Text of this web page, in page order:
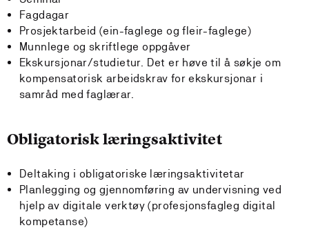
Fagdagar
Prosjektarbeid (ein-faglege og fleir-faglege)
Munnlege og skriftlege oppgåver
Ekskursjonar/studietur. Det er høve til å søkje om
kompensatorisk arbeidskrav for ekskursjonar i
samråd med faglærar.
Obligatorisk læringsaktivitet
Deltaking i obligatoriske læringsaktivitetar
Planlegging og gjennomføring av undervisning ved
hjelp av digitale verktøy (profesjonsfagleg digital
kompetanse)